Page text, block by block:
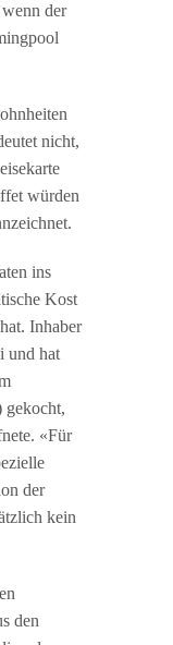
der
nicht,
würden
ins
Kost
Inhaber
und hat
gekocht,
«Für
der
kein
den